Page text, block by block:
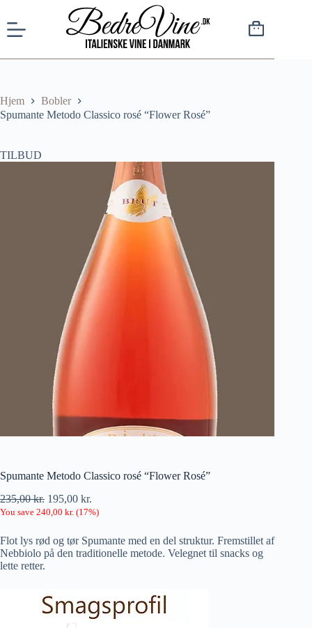
Hjem
Bobler
Spumante Metodo Classico rosé “Flower Rosé”
TILBUD
Spumante Metodo Classico rosé “Flower Rosé”
235,00kr. 195,00 kr.
You save 240,00 kr. (17%)
Flot lys rød og tør Spumante med en del struktur. Fremstillet af
Nebbiolo på den traditionelle metode. Velegnet til snacks og
lette retter.